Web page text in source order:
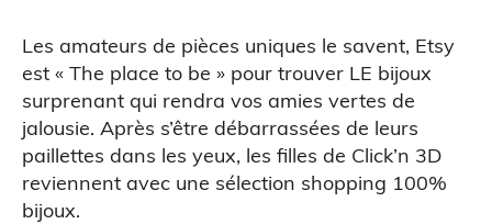
Les amateurs de pièces uniques le savent, Etsy
est « The place to be » pour trouver LE bijoux
surprenant qui rendra vos amies vertes de
jalousie. Après s’être débarrassées de leurs
paillettes dans les yeux, les filles de Click’n 3D
reviennent avec une sélection shopping 100%
bijoux.